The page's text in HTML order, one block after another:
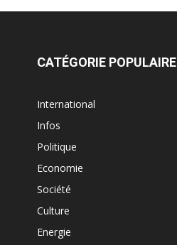
CATÉGORIE POPULAIRE
International
Infos
Politique
Economie
Société
Culture
Energie